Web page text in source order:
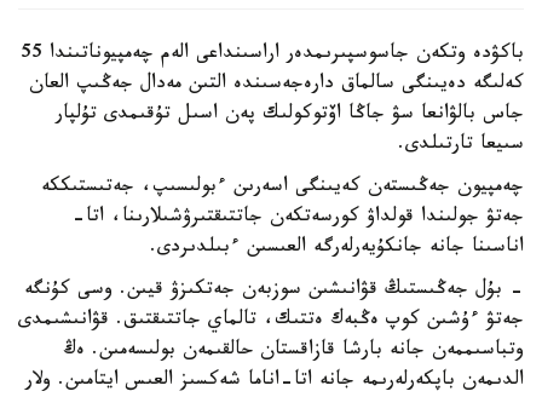
باكۋدە وتكەن جاسوسپىرىمدەر اراسىنداعى الەم چەمپيوناتىندا 55
كەلىگە دەيىنگى سالماق دارەجەسىندە التىن مەدال جەڭىپ العان
جاس بالۋانعا سۋ جاڭا اۆتوكولىك پەن اسىل تۇقىمدى تۇلپار
سىيعا تارتىلدى.
چەمپيون جەڭىستەن كەيىنگى اسەرىن ءبولىسىپ، جەتىستىككە
جەتۋ جولىندا قولداۋ كورسەتكەن جاتتىقتىرۋشىلارىنا، اتا-
اناسىنا جانە جانكۇيەرلەرگە العىسىن ءبىلدىردى.
- بۇل جەڭىستىڭ قۋانىشىن سوزبەن جەتكىزۋ قيىن. وسى كۇنگە
جەتۋ ءۇشىن كوپ ەڭبەك ەتتىك، تالماي جاتتىقتىق. قۋانىشىمدى
وتباسىممەن جانە بارشا قازاقستان حالقىمەن بولىسەمىن. ەڭ
الدىمەن باپكەرلەرىمە جانە اتا-اناما شەكسىز العىس ايتامىن. ولار